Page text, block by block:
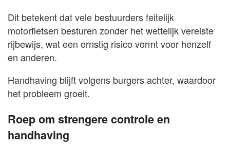
Dit betekent dat vele bestuurders feitelijk
motorfietsen besturen zonder het wettelijk vereiste
rijbewijs, wat een ernstig risico vormt voor henzelf
en anderen.
Handhaving blijft volgens burgers achter, waardoor
het probleem groeit.
Roep om strengere controle en
handhaving